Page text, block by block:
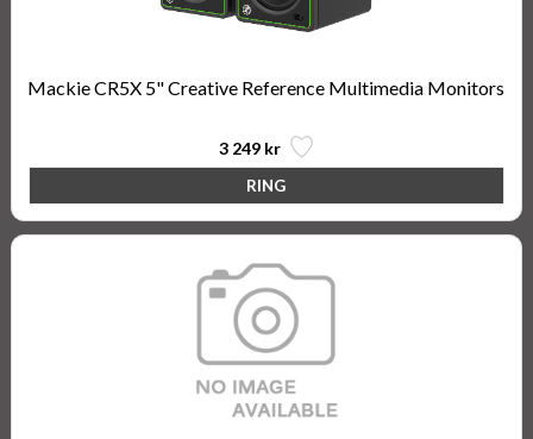
Mackie CR5X 5" Creative Reference Multimedia Monitors
3 249 kr